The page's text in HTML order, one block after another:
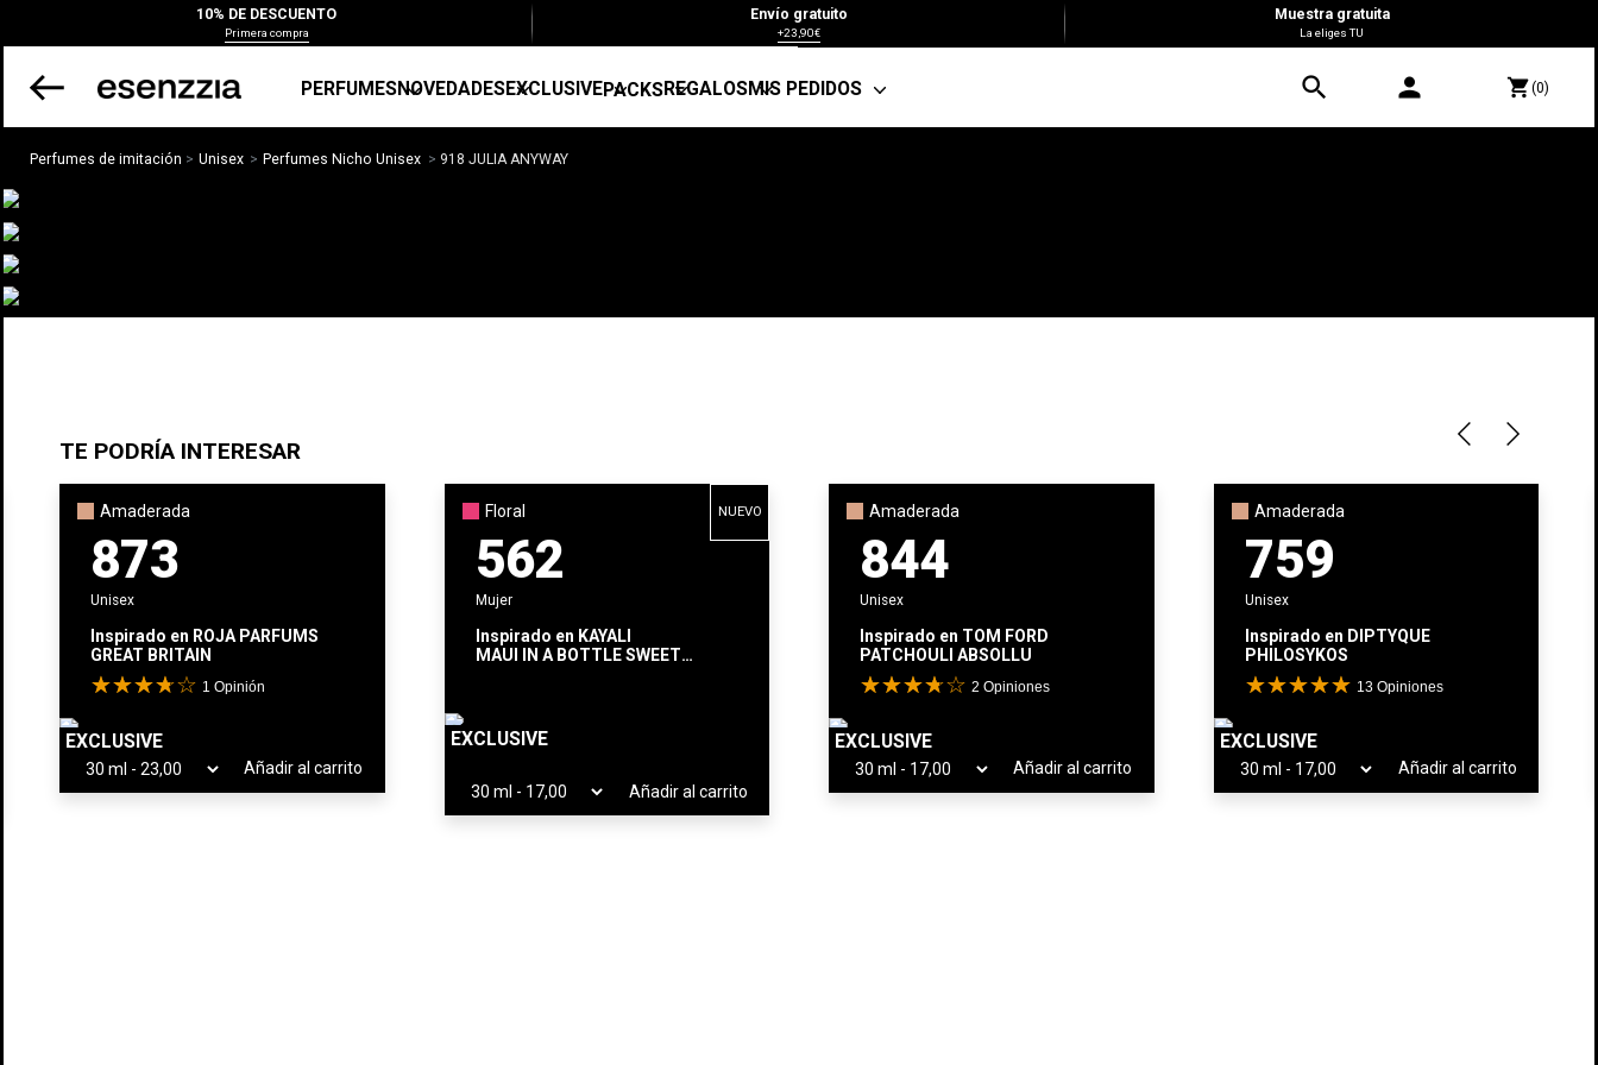
10% DE DESCUENTO
Primera compra
Envío gratuito
+23,90€
Muestra gratuita
La eliges TU
PERFUMESNOVEDADESEXCLUSIVEPACKSREGALOSMIS PEDIDOS search person shopping_cart(0)
Perfumes de imitación Unisex Perfumes Nicho Unisex 918 JULIA ANYWAY
TE PODRÍA INTERESAR
Amaderada
873
Unisex
Inspirado en ROJA PARFUMS
GREAT BRITAIN
1Opinión
EXCLUSIVE
Añadir al carrito
Floral
562
Mujer
Inspirado en KAYALI
MAUI IN A BOTTLE SWEET
NUEVO
EXCLUSIVE
Añadir al carrito
Amaderada
844
Unisex
Inspirado en TOM FORD
PATCHOULI ABSOLLU
2Opiniones
EXCLUSIVE
Añadir al carrito
Amaderada
759
Unisex
Inspirado en DIPTYQUE
PHILOSYKOS
13 Opiniones
EXCLUSIVE
Añadir al carrito